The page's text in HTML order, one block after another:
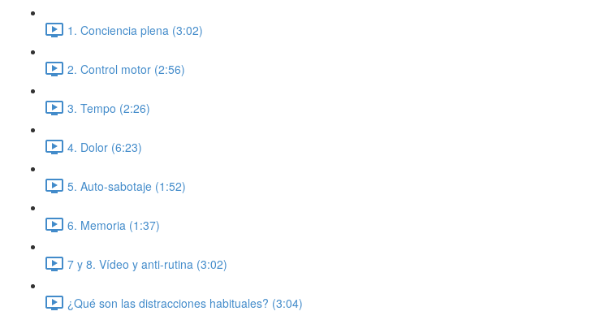
1. Conciencia plena (3:02)
2. Control motor (2:56)
3. Tempo (2:26)
4. Dolor (6:23)
5. Auto-sabotaje (1:52)
6. Memoria (1:37)
7 y 8. Vídeo y anti-rutina (3:02)
¿Qué son las distracciones habituales? (3:04)